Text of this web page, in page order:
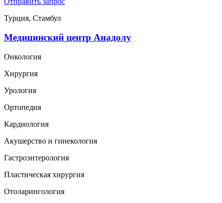
Турция, Стамбул
Медицинский центр Анадолу
Онкология
Хирургия
Урология
Ортопедия
Кардиология
Акушерство и гинекология
Гастроэнтерология
Пластическая хирургия
Отоларингология